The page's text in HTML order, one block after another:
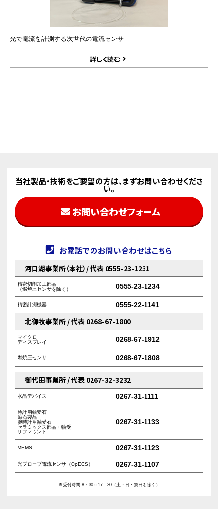
光で電流を計測する次世代の電流センサ
詳しく読む
当社製品・技術をご要望の方は、まずお問い合わせくださ
い。
お問い合わせフォーム
お電話でのお問い合わせはこちら
河口湖事業所（本社）/ 代表 0555-23-1231
精密切削加工部品
（燃焼圧センサを除く）
0555-23-1234
精密計測機器 0555-22-1141
北御牧事業所 / 代表 0268-67-1800
マイクロ
ディスプレイ
0268-67-1912
燃焼圧センサ 0268-67-1808
御代田事業所 / 代表 0267-32-3232
水晶デバイス 0267-31-1111
時計用軸受石
磁石製品
腕時計用軸受石
セラミックス部品・軸受
サブマウント
0267-31-1133
MEMS 0267-31-1123
光プローブ電流センサ（OpECS） 0267-31-1107
※受付時間 8：30～17：30（土・日・祭日を除く）